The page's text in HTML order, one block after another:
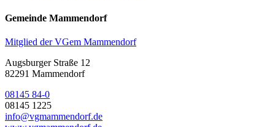
Gemeinde Mammendorf
Mitglied der VGem Mammendorf
Augsburger Straße 12
82291 Mammendorf
08145 84-0
08145 1225
info@vgmammendorf.de